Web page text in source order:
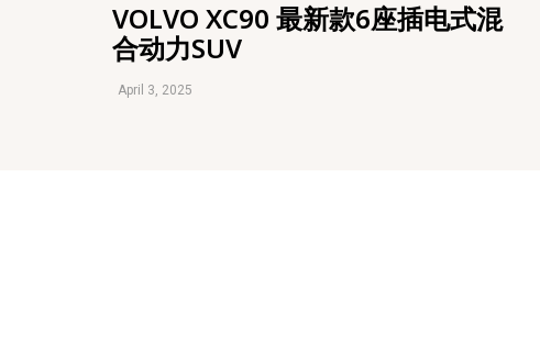
VOLVO XC90 最新款6座插电式混
合动力SUV
April 3, 2025